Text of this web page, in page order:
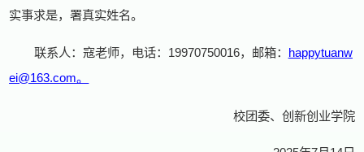
实事求是，署真实姓名。
联系人：寇老师，电话：19970750016，邮箱： happytuanw
ei@163.com。
校团委、创新创业学院